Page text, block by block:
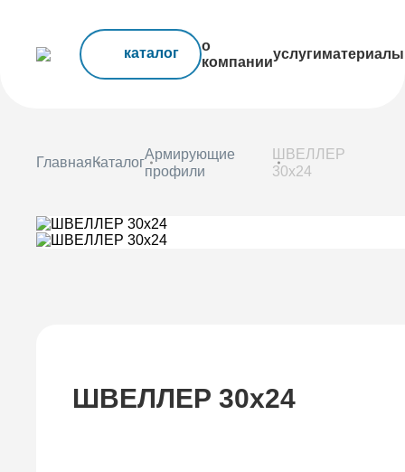
каталог
о
компании
услугиматериалы
ГлавнаяКаталог
Армирующие
профили
ШВЕЛЛЕР
30x24
ШВЕЛЛЕР 30x24